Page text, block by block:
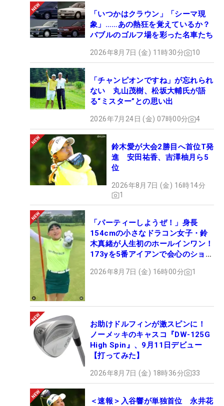
「いつかはクラウン」「シーマ現
象」……あの熱狂を覚えているか？
バブルのゴルフ場を彩った名車たち
2026年8月7日 (金) 11時30分 10
「チャンピオンですね」が忘れられ
ない 丸山茂樹、松坂大輔氏が語
る“ミスター”との思い出
2026年7月24日 (金) 07時00分 4
鈴木愛が大会2勝目へ首位T発
進 安田祐香、吉澤柚月ら5
位
2026年8月7日 (金) 16時14分
1
「パーティーしようぜ！」身長
154cmの小さなドラコン女子・鈴
木真緒が人生初のホールインワン！
173yを5番アイアンで会心のショッ
2026年8月7日 (金) 16時00分 1
お助けドルフィンが激スピンに！
ノーメッキのキャスコ『DW-125G
High Spin』、9月11日デビュー
【打ってみた】
2026年8月7日 (金) 18時36分 33
＜速報＞入谷響が単独首位 永井花